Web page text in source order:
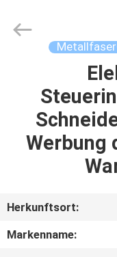
PRODUKTE
ÜBER
Werbung
Herkunftsort:
Markenname: